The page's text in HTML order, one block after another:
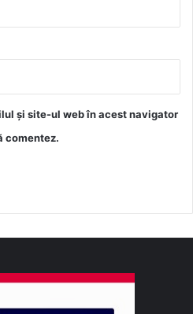
și site-ul web în acest navigator
comentez.